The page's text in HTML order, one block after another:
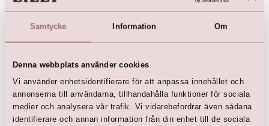
Samtycke Information Om
Denna webbplats använder cookies
Vi använder enhetsidentifierare för att anpassa innehållet och
annonserna till användarna, tillhandahålla funktioner för sociala
medier och analysera vår trafik. Vi vidarebefordrar även sådana
identifierare och annan information från din enhet till de sociala